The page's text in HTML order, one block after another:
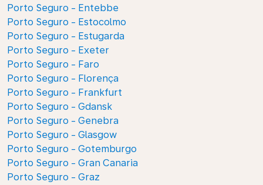
Porto Seguro - Entebbe
Porto Seguro - Estocolmo
Porto Seguro - Estugarda
Porto Seguro - Exeter
Porto Seguro - Faro
Porto Seguro - Florença
Porto Seguro - Frankfurt
Porto Seguro - Gdansk
Porto Seguro - Genebra
Porto Seguro - Glasgow
Porto Seguro - Gotemburgo
Porto Seguro - Gran Canaria
Porto Seguro - Graz